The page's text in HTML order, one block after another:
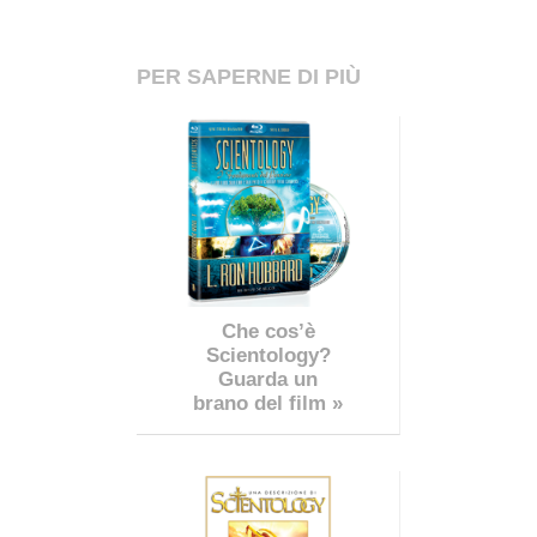
PER SAPERNE DI PIÙ
Che cos’è
Scientology?
Guarda un
brano del film »